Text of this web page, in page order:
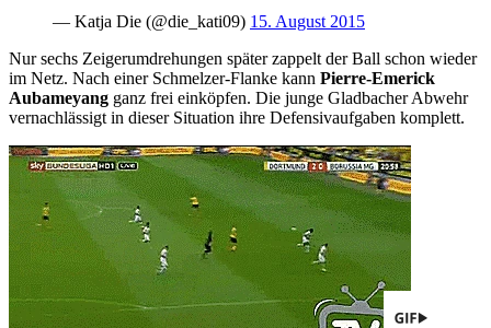
— Katja Die (@die_kati09) 15. August 2015
Nur sechs Zeigerumdrehungen später zappelt der Ball schon wieder
im Netz. Nach einer Schmelzer-Flanke kann Pierre-Emerick
Aubameyang ganz frei einköpfen. Die junge Gladbacher Abwehr
vernachlässigt in dieser Situation ihre Defensivaufgaben komplett.